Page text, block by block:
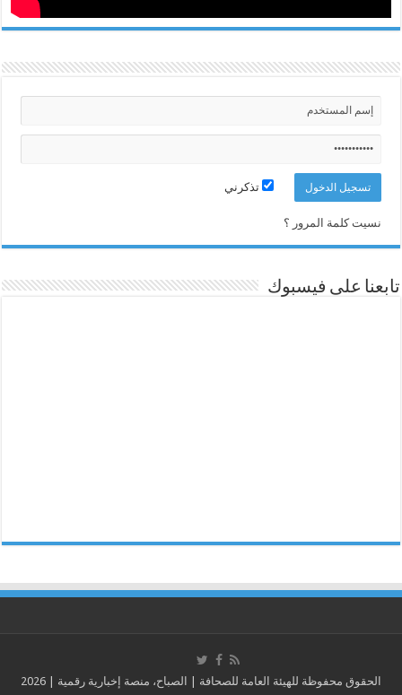
تذكرني
نسيت كلمة المرور ؟
تابعنا على فيسبوك
الحقوق محفوظة للهيئة العامة للصحافة | الصباح، منصة إخبارية رقمية | 2026